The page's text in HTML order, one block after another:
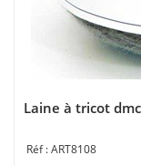
Laine à tricot
ART8108